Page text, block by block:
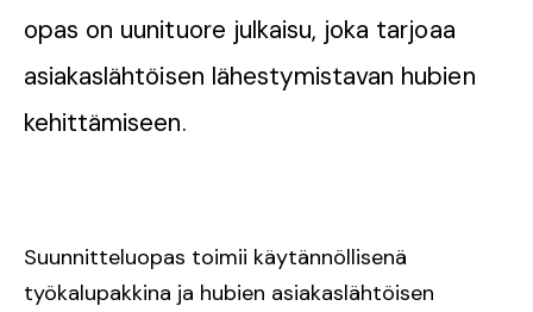
opas on uunituore julkaisu, joka tarjoaa
asiakaslähtöisen lähestymistavan hubien
kehittämiseen.
Suunnitteluopas toimii käytännöllisenä
työkalupakkina ja hubien asiakaslähtöisen